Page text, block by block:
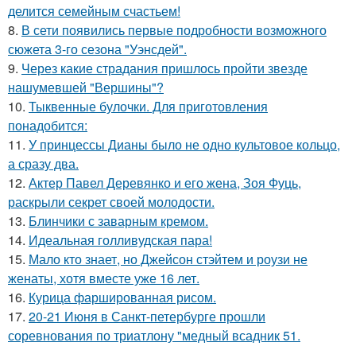
делится семейным счастьем!
8. В сети появились первые подробности возможного
сюжета 3-го сезона "Уэнсдей".
9. Через какие страдания пришлось пройти звезде
нашумевшей "Вершины"?
10. Тыквенные булочки. Для приготовления
понадобится:
11. У принцессы Дианы было не одно культовое кольцо,
а сразу два.
12. Актер Павел Деревянко и его жена, Зоя Фуць,
раскрыли секрет своей молодости.
13. Блинчики с заварным кремом.
14. Идеальная голливудская пара!
15. Мало кто знает, но Джейсон стэйтем и роузи не
женаты, хотя вместе уже 16 лет.
16. Курица фаршированная рисом.
17. 20-21 Июня в Санкт-петербурге прошли
соревнования по триатлону "медный всадник 51.